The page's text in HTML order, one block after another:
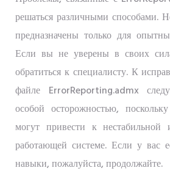
решаться различными способами.
предназначены только для
Если вы не уверены в своих
обратиться к специалисту. К
файле ErrorReporting.admx
особой осторожностью,
могут привести к нестабильной
работающей системе. Если у вас
навыки, пожалуйста, продолжайте.